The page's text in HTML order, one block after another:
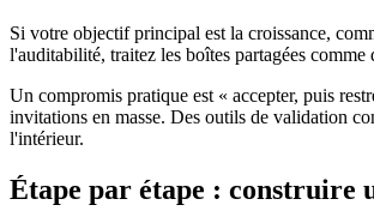
Si votre objectif principal est la croissance,
l'auditabilité, traitez les boîtes partagées
Un compromis pratique est « accepter, puis
invitations en masse. Des outils de validation
l'intérieur.
Étape par étape : construire